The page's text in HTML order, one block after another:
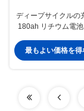
ディープサイクルの
180ah リチウム電池
スクータ
最もよい価格を得